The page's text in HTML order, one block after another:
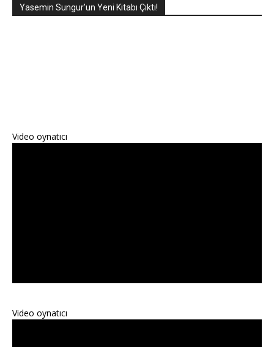
Yasemin Sungur’un Yeni Kitabı Çıktı!
Video oynatıcı
Video oynatıcı